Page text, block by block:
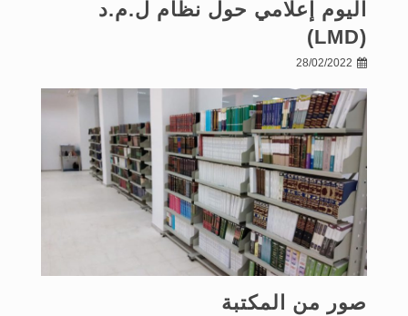
اليوم إعلامي حول نظام ل.م.د
(LMD)
28/02/2022
صور من المكتبة